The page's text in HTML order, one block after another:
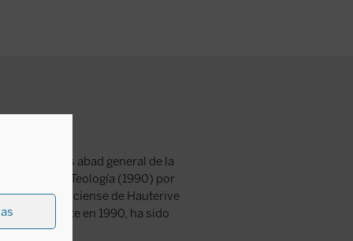
en 1959, es abad general de la
(1982) y Teología (1990) por
cisterciense de Hauterive
sacerdote en 1990, ha sido